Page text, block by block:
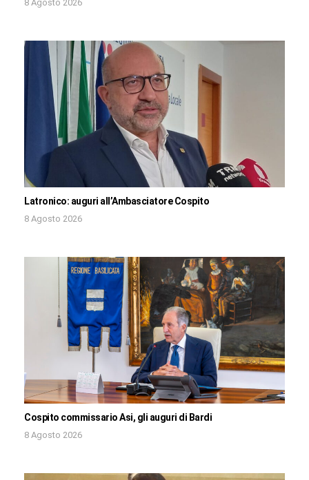
8 Agosto 2026
Latronico: auguri all’Ambasciatore Cospito
8 Agosto 2026
Cospito commissario Asi, gli auguri di Bardi
8 Agosto 2026